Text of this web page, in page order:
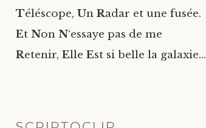
Téléscope, Un Radar et une fusée.
Et Non N‘essaye pas de me
Retenir, Elle Est si belle la galaxie…